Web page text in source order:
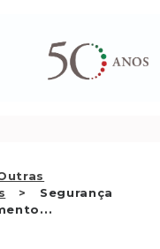
Segurança